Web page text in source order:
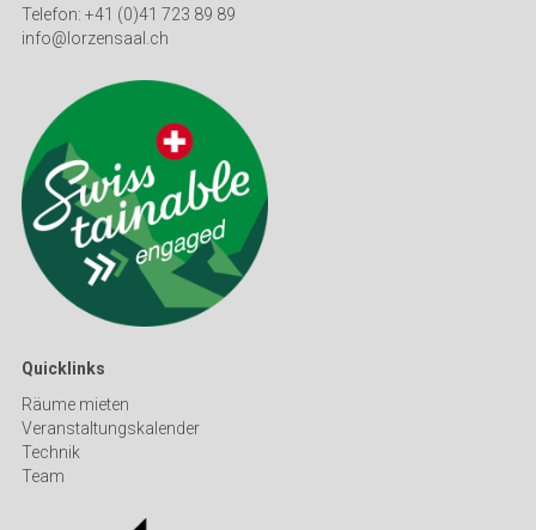
Telefon: +41 (0)41 723 89 89
info@lorzensaal.ch
Quicklinks
Räume mieten
Veranstaltungskalender
Technik
Team